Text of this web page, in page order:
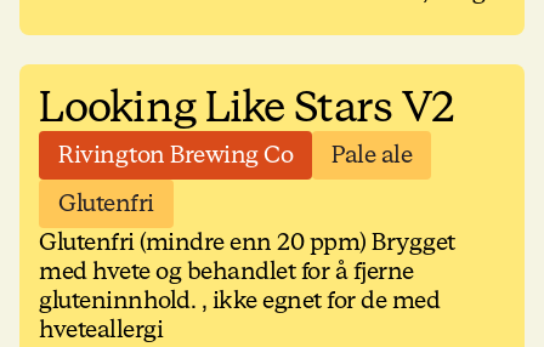
Looking Like Stars V2
Rivington Brewing Co
Pale ale
Glutenfri
Glutenfri (mindre enn 20 ppm) Brygget
med hvete og behandlet for å fjerne
gluteninnhold. , ikke egnet for de med
hveteallergi